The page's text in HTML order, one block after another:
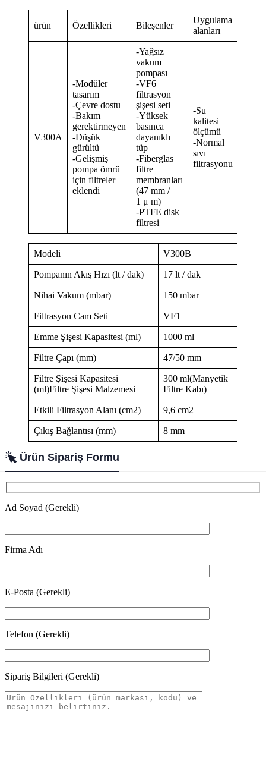
ürün Özellikleri Bileşenler
Uygulama
alanları
V300A
-Modüler
tasarım
-Çevre dostu
-Bakım
gerektirmeyen
-Düşük
gürültü
-Gelişmiş
pompa ömrü
için filtreler
eklendi
-Yağsız
vakum
pompası
-VF6
filtrasyon
şişesi seti
-Yüksek
basınca
dayanıklı
tüp
-Fiberglas
filtre
membranları
(47 mm /
1 μ m)
-PTFE disk
filtresi
-Su
kalitesi
ölçümü
-Normal
sıvı
filtrasyonu
Modeli V300B
Pompanın Akış Hızı (lt / dak) 17 lt / dak
Nihai Vakum (mbar) 150 mbar
Filtrasyon Cam Seti VF1
Emme Şişesi Kapasitesi (ml) 1000 ml
Filtre Çapı (mm) 47/50 mm
Filtre Şişesi Kapasitesi
(ml)Filtre Şişesi Malzemesi
300 ml(Manyetik
Filtre Kabı)
Etkili Filtrasyon Alanı (cm2) 9,6 cm2
Çıkış Bağlantısı (mm) 8 mm
Ürün Sipariş Formu
Ad Soyad (Gerekli)
Firma Adı
E-Posta (Gerekli)
Telefon (Gerekli)
Sipariş Bilgileri (Gerekli)